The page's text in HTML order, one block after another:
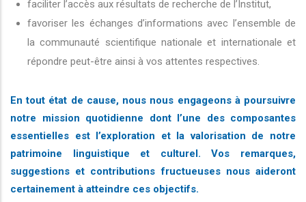
faciliter l’accès aux résultats de recherche de l’Institut,
favoriser les échanges d’informations avec l’ensemble de
la communauté scientifique nationale et internationale et
répondre peut-être ainsi à vos attentes respectives.
En tout état de cause, nous nous engageons à poursuivre
notre mission quotidienne dont l’une des composantes
essentielles est l’exploration et la valorisation de notre
patrimoine linguistique et culturel. Vos remarques,
suggestions et contributions fructueuses nous aideront
certainement à atteindre ces objectifs.